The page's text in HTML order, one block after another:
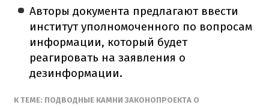
Авторы документа предлагают ввести
институт уполномоченного по вопросам
информации, который будет
реагировать на заявления о
дезинформации.
К ТЕМЕ: ПОДВОДНЫЕ КАМНИ ЗАКОНОПРОЕКТА О